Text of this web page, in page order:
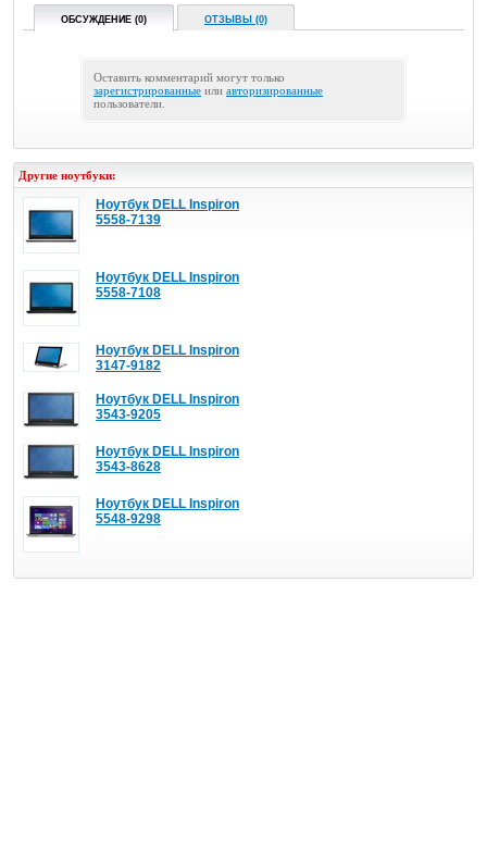
ОБСУЖДЕНИЕ (0) ОТЗЫВЫ (0)
Оставить комментарий могут только
зарегистрированные или авторизированные
пользователи.
Другие ноутбуки:
Ноутбук DELL Inspiron
5558-7139
Ноутбук DELL Inspiron
5558-7108
Ноутбук DELL Inspiron
3147-9182
Ноутбук DELL Inspiron
3543-9205
Ноутбук DELL Inspiron
3543-8628
Ноутбук DELL Inspiron
5548-9298